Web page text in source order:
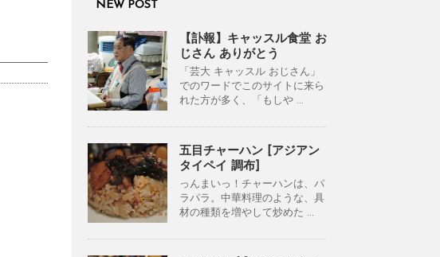
NEW POST
【訃報】キャッスル食堂 お
じさん ありがとう
「芸大 キャッスル おじさん」
でのワードでこのサイトに来ら
れた方が多く、「もしや ...
五目チャーハン [アジアン
タイペイ 調布]
っんまいっ！チャーハンは、パ
ラパラ。中華料理のような、具
材の種類を増やして炒めた ...